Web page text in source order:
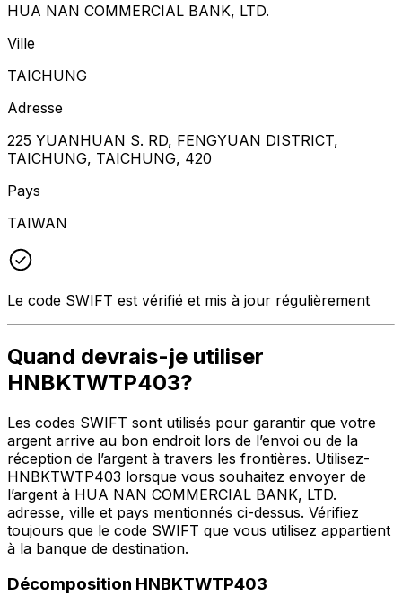
HUA NAN COMMERCIAL BANK, LTD.
Ville
TAICHUNG
Adresse
225 YUANHUAN S. RD, FENGYUAN DISTRICT,
TAICHUNG, TAICHUNG, 420
Pays
TAIWAN
Le code SWIFT est vérifié et mis à jour régulièrement
Quand devrais-je utiliser
HNBKTWTP403?
Les codes SWIFT sont utilisés pour garantir que votre
argent arrive au bon endroit lors de l’envoi ou de la
réception de l’argent à travers les frontières. Utilisez-
HNBKTWTP403 lorsque vous souhaitez envoyer de
l’argent à HUA NAN COMMERCIAL BANK, LTD.
adresse, ville et pays mentionnés ci-dessus. Vérifiez
toujours que le code SWIFT que vous utilisez appartient
à la banque de destination.
Décomposition HNBKTWTP403